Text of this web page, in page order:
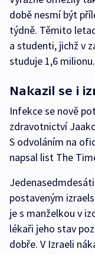
době nesmí být
týdně. Těmito
a studenti, jichž v
studuje 1,6 milionu.
Nakazil se i
Infekce se nově
zdravotnictví
S odvoláním na
napsal list The
postaveným
je s manželkou v
lékaři jeho stav
dobře. V Izraeli